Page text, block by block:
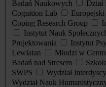
Badań Naukowych
Cognition Lab
Coping Research Group
Instytut Nauk
Projektowania
Instytut
Lewiatan
Młodzi w
Badań nad Stresem
SWPS
Wydział
Wydział Nauk